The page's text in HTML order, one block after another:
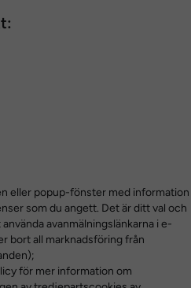
eller popup-fönster med information
som du angett. Det är ditt val och
avanmälningslänkarna i e-
bort all marknadsföring från
för mer information om